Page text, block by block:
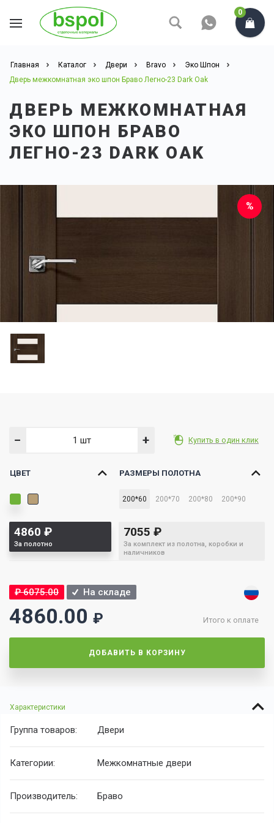
0
Главная Каталог Двери Bravo
Эко Шпон
Дверь межкомнатная эко шпон Браво Легно-23 Dark Oak
ДВЕРЬ МЕЖКОМНАТНАЯ
ЭКО ШПОН БРАВО
ЛЕГНО-23 DARK OAK
Купить в один клик
− +
ЦВЕТ РАЗМЕРЫ ПОЛОТНА
200*60 200*70 200*80 200*90
4860 ₽
За полотно
7055 ₽
За комплект из полотна, коробки и
наличников
₽6075.00 На складе
Итого к оплате
4860.00 ₽
ДОБАВИТЬ В КОРЗИНУ
Характеристики
Группа товаров: Двери
Категории: Межкомнатные двери
Производитель: Браво